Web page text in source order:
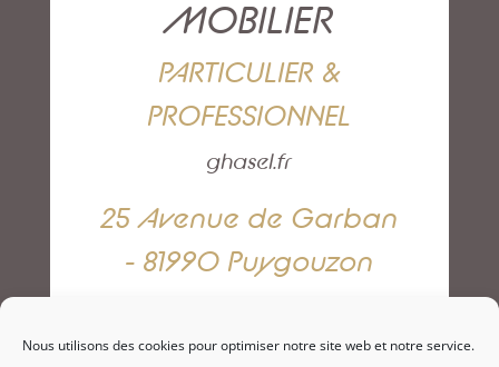
Nous utilisons des cookies pour optimiser notre site web et notre service.
MOBILIER
PARTICULIER &
PROFESSIONNEL
ghasel.fr
25 Avenue de Garban
- 81990 Puygouzon